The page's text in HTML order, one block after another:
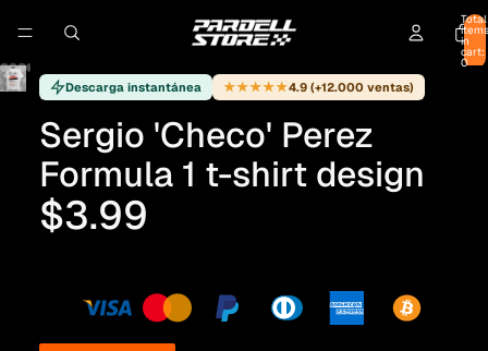
Total
items
in
cart:
0
Descarga instantánea ★★★★★4.9 (+12.000 ventas)
Sergio 'Checo' Perez
Formula 1 t-shirt design
$3.99